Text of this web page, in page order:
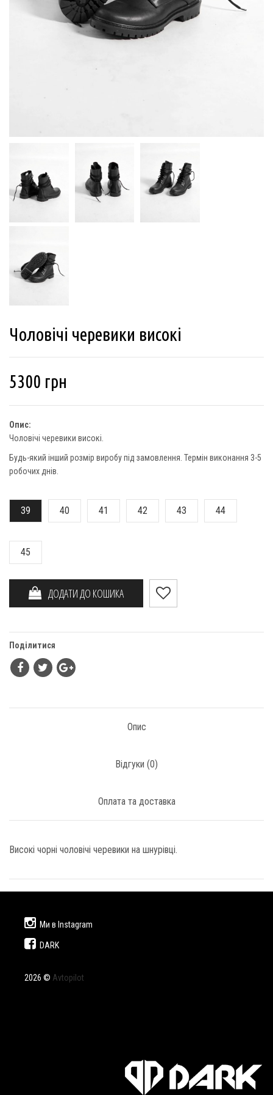
Чоловічі черевики високі
5300 грн
Опис:
Чоловічі черевики високі.
Будь-який інший розмір виробу під замовлення. Термін виконання 3-5
робочих днів.
39 40 41 42 43 44
45
ДОДАТИ ДО КОШИКА
Поділитися
Опис
Відгуки (0)
Оплата та доставка
Високі чорні чоловічі черевики на шнурівці.
Ми в Instagram
DARK
2026 © Avtopilot